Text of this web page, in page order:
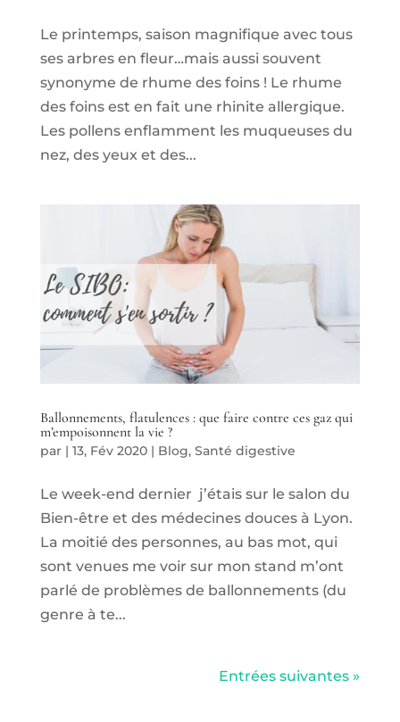
Le printemps, saison magnifique avec tous
ses arbres en fleur…mais aussi souvent
synonyme de rhume des foins ! Le rhume
des foins est en fait une rhinite allergique.
Les pollens enflamment les muqueuses du
nez, des yeux et des...
Ballonnements, flatulences : que faire contre ces gaz qui
m’empoisonnent la vie ?
par | 13, Fév 2020| Blog, Santé digestive
Le week-end dernier j’étais sur le salon du
Bien-être et des médecines douces à Lyon.
La moitié des personnes, au bas mot, qui
sont venues me voir sur mon stand m’ont
parlé de problèmes de ballonnements (du
genre à te...
Entrées suivantes »